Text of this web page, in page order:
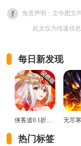
免责声明：文中图文
此文仅为传递信
每日新发现
侠客道0.1折变态版
热门标签